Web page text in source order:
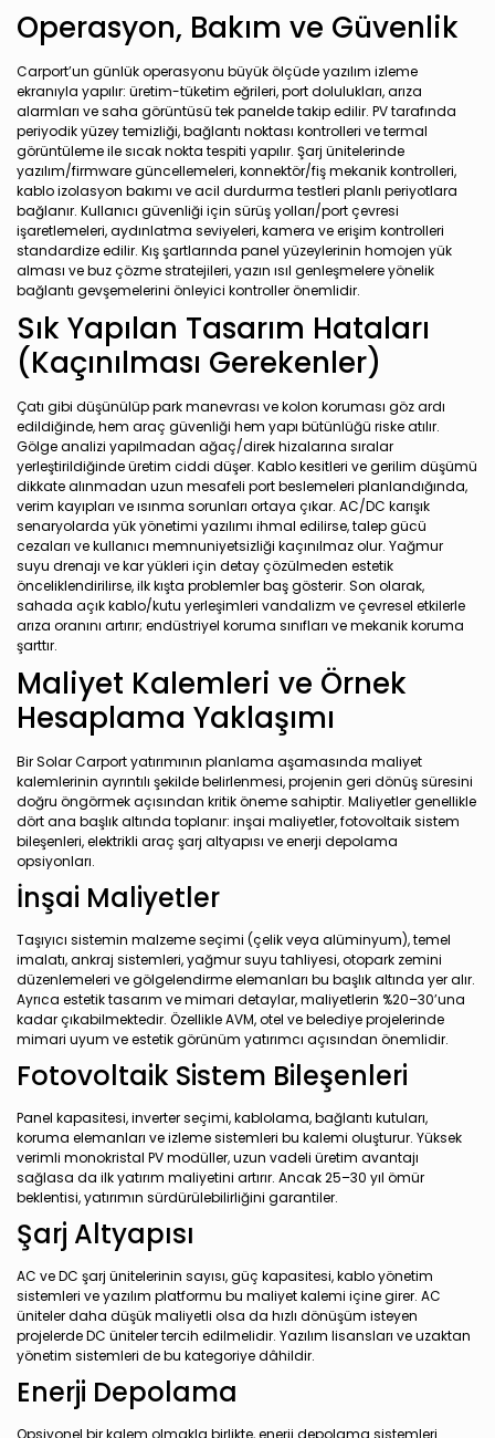
Operasyon, Bakım ve Güvenlik
Carport’un günlük operasyonu büyük ölçüde yazılım izleme
ekranıyla yapılır: üretim-tüketim eğrileri, port dolulukları, arıza
alarmları ve saha görüntüsü tek panelde takip edilir. PV tarafında
periyodik yüzey temizliği, bağlantı noktası kontrolleri ve termal
görüntüleme ile sıcak nokta tespiti yapılır. Şarj ünitelerinde
yazılım/firmware güncellemeleri, konnektör/fiş mekanik kontrolleri,
kablo izolasyon bakımı ve acil durdurma testleri planlı periyotlara
bağlanır. Kullanıcı güvenliği için sürüş yolları/port çevresi
işaretlemeleri, aydınlatma seviyeleri, kamera ve erişim kontrolleri
standardize edilir. Kış şartlarında panel yüzeylerinin homojen yük
alması ve buz çözme stratejileri, yazın ısıl genleşmelere yönelik
bağlantı gevşemelerini önleyici kontroller önemlidir.
Sık Yapılan Tasarım Hataları
(Kaçınılması Gerekenler)
Çatı gibi düşünülüp park manevrası ve kolon koruması göz ardı
edildiğinde, hem araç güvenliği hem yapı bütünlüğü riske atılır.
Gölge analizi yapılmadan ağaç/direk hizalarına sıralar
yerleştirildiğinde üretim ciddi düşer. Kablo kesitleri ve gerilim düşümü
dikkate alınmadan uzun mesafeli port beslemeleri planlandığında,
verim kayıpları ve ısınma sorunları ortaya çıkar. AC/DC karışık
senaryolarda yük yönetimi yazılımı ihmal edilirse, talep gücü
cezaları ve kullanıcı memnuniyetsizliği kaçınılmaz olur. Yağmur
suyu drenajı ve kar yükleri için detay çözülmeden estetik
önceliklendirilirse, ilk kışta problemler baş gösterir. Son olarak,
sahada açık kablo/kutu yerleşimleri vandalizm ve çevresel etkilerle
arıza oranını artırır; endüstriyel koruma sınıfları ve mekanik koruma
şarttır.
Maliyet Kalemleri ve Örnek
Hesaplama Yaklaşımı
Bir Solar Carport yatırımının planlama aşamasında maliyet
kalemlerinin ayrıntılı şekilde belirlenmesi, projenin geri dönüş süresini
doğru öngörmek açısından kritik öneme sahiptir. Maliyetler genellikle
dört ana başlık altında toplanır: inşai maliyetler, fotovoltaik sistem
bileşenleri, elektrikli araç şarj altyapısı ve enerji depolama
opsiyonları.
İnşai Maliyetler
Taşıyıcı sistemin malzeme seçimi (çelik veya alüminyum), temel
imalatı, ankraj sistemleri, yağmur suyu tahliyesi, otopark zemini
düzenlemeleri ve gölgelendirme elemanları bu başlık altında yer alır.
Ayrıca estetik tasarım ve mimari detaylar, maliyetlerin %20–30’una
kadar çıkabilmektedir. Özellikle AVM, otel ve belediye projelerinde
mimari uyum ve estetik görünüm yatırımcı açısından önemlidir.
Fotovoltaik Sistem Bileşenleri
Panel kapasitesi, inverter seçimi, kablolama, bağlantı kutuları,
koruma elemanları ve izleme sistemleri bu kalemi oluşturur. Yüksek
verimli monokristal PV modüller, uzun vadeli üretim avantajı
sağlasa da ilk yatırım maliyetini artırır. Ancak 25–30 yıl ömür
beklentisi, yatırımın sürdürülebilirliğini garantiler.
Şarj Altyapısı
AC ve DC şarj ünitelerinin sayısı, güç kapasitesi, kablo yönetim
sistemleri ve yazılım platformu bu maliyet kalemi içine girer. AC
üniteler daha düşük maliyetli olsa da hızlı dönüşüm isteyen
projelerde DC üniteler tercih edilmelidir. Yazılım lisansları ve uzaktan
yönetim sistemleri de bu kategoriye dâhildir.
Enerji Depolama
Opsiyonel bir kalem olmakla birlikte, enerji depolama sistemleri